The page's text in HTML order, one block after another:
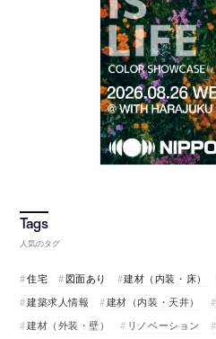
人気のタグ
住宅 図面あり 建材（内装・床）
建築求人情報
建材（内装・天井）
建材（外装・壁）
リノベーション